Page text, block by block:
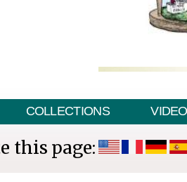
COLLECTIONS VIDEO
this page: